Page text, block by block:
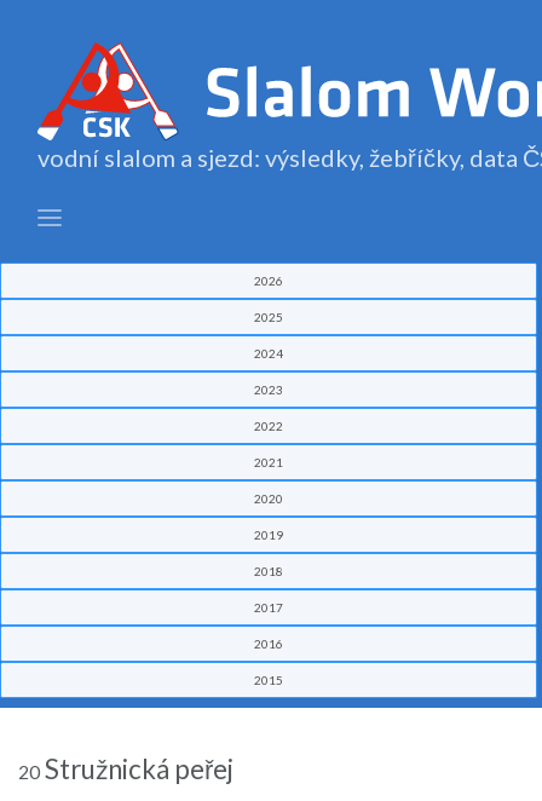
vodní slalom a sjezd: výsledky, žebříčky, data
2026
2025
2024
2023
2022
2021
2020
2019
2018
2017
2016
2015
20 Stružnická peřej